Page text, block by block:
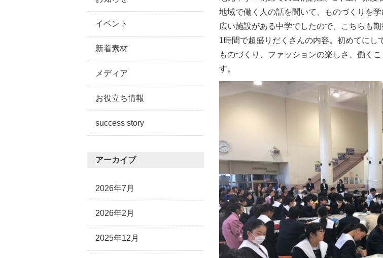
地域で働く人の話を聞いて、ものづくりを
広い施設がある中学でしたので、こちらも
1時間で超盛りだくさんの内容。初めてにし
ものづくり、ファッションの楽しさ、働く
す。
イベント
新着素材
メディア
お役立ち情報
success story
アーカイブ
2026年7月
2026年2月
2025年12月